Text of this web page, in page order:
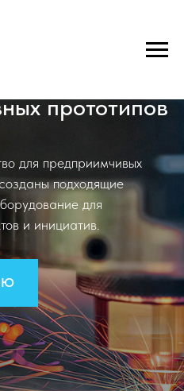
прототипов
для предприимчивых
подходящие
для
и инициатив.